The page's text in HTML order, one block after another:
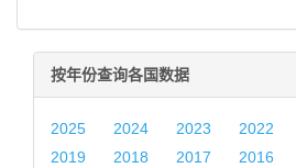
按年份查询各国数据
2025 2024 2023 2022
2019
2018 2017 2016